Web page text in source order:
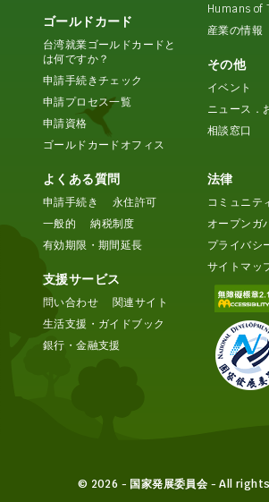
ゴールドカード
台湾就業ゴールドカードと
は何ですか？
申請手続きチェック
申請プロセス一覧
申請資格
ゴールドカードオフィス
Humans of
産業の情報
その他
イベント
ニュース．
相談窓口
よくある質問
申請手続き
永住許可
一般的
納税制度
有効期限・期間延長
支援サービス
問い合わせ
関連サイト
生活支援・ガイドブック
銀行・金融支援
法律
コミュニテ
オープンガ
プライバシ
サイトマッ
© 2026 - 国家発展委員会 - All